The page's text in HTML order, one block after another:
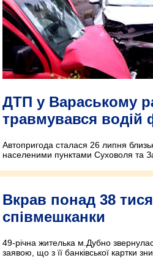
ДТП у Вараському
травмувався водій
Автопригода сталася 26 липня
населеними пунктами Суховоля та
Вкрав понад 38
співмешканки
49-річна жителька м.Дубно
заявою, що з її банківської картки